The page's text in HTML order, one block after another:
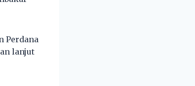
Perdana
lanjut